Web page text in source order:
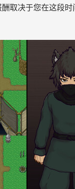
取决于您在这段